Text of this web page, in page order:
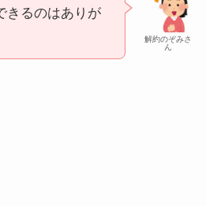
解約のぞみさ
ん
きるのはありが